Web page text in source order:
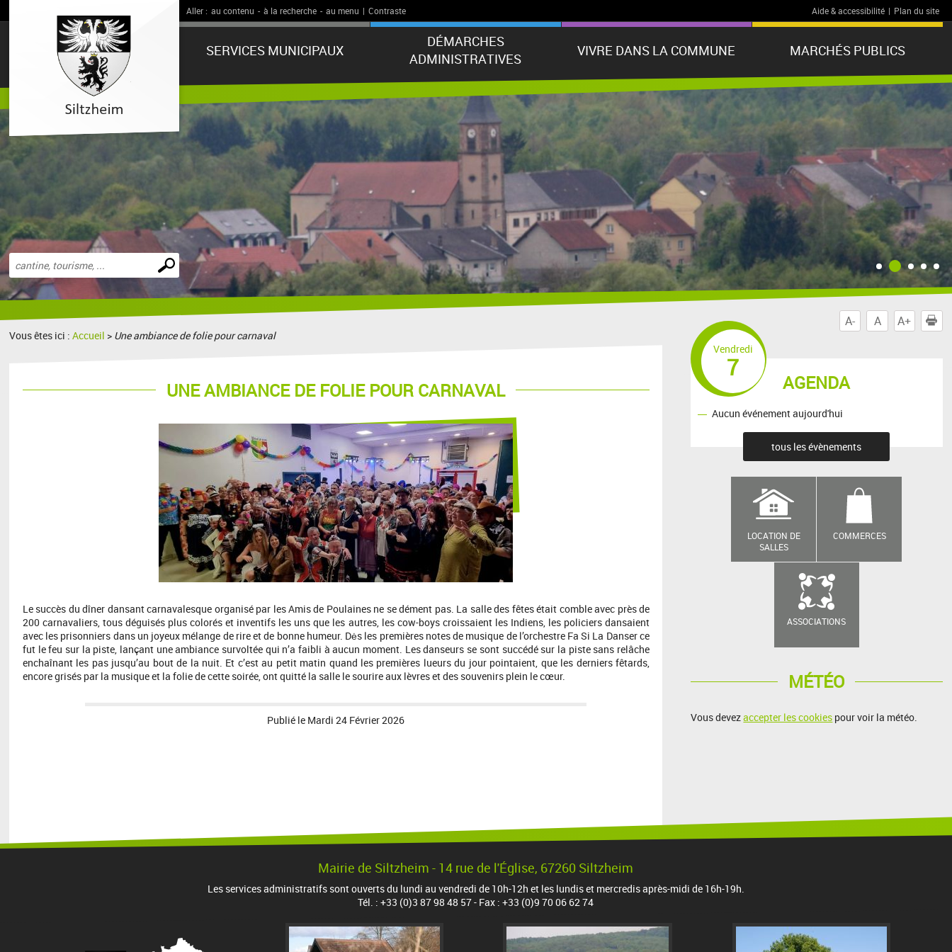
Aller : au contenu - à la recherche - au menu | Contraste Aide & accessibilité | Plan du site
SERVICES MUNICIPAUX
DÉMARCHES
ADMINISTRATIVES
VIVRE DANS LA COMMUNE MARCHÉS PUBLICS
Effectuer
une
recherche
A- A A+
Vous êtes ici :Accueil > Une ambiance de folie pour carnaval
UNE AMBIANCE DE FOLIE POUR CARNAVAL
Le succès du dîner dansant carnavalesque organisé par les Amis de Poulaines ne se dément pas. La salle des fêtes était comble avec près de
200 carnavaliers, tous déguisés plus colorés et inventifs les uns que les autres, les cow-boys croissaient les Indiens, les policiers dansaient
avec les prisonniers dans un joyeux mélange de rire et de bonne humeur. Dės les premières notes de musique de l’orchestre Fa Si La Danser ce
fut le feu sur la piste, lançant une ambiance survoltée qui n’a faibli à aucun moment. Les danseurs se sont succédé sur la piste sans relâche
enchaînant les pas jusqu’au bout de la nuit. Et c’est au petit matin quand les premières lueurs du jour pointaient, que les derniers fêtards,
encore grisés par la musique et la folie de cette soirée, ont quitté la salle le sourire aux lèvres et des souvenirs plein le cœur.
Publié le Mardi 24 Février 2026
AGENDA
Vendredi
7
Aucun événement aujourd'hui
tous les évènements
LOCATION DE
SALLES
COMMERCES
ASSOCIATIONS
MÉTÉO
Vous devezaccepter les cookies pour voir la météo.
Mairie de Siltzheim - 14 rue de l'Église, 67260 Siltzheim
Les services administratifs sont ouverts du lundi au vendredi de 10h-12h et les lundis et mercredis après-midi de 16h-19h.
Tél. : +33 (0)3 87 98 48 57 - Fax : +33 (0)9 70 06 62 74